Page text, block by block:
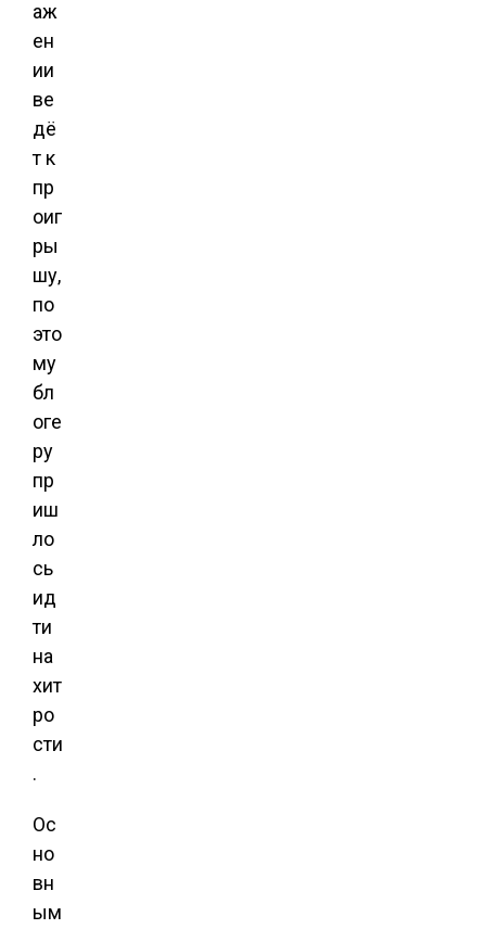
аж
ен
ии
ве
дё
т к
пр
оиг
ры
шу,
по
это
му
бл
оге
ру
пр
иш
ло
сь
ид
ти
на
хит
ро
сти
.
Ос
но
вн
ым